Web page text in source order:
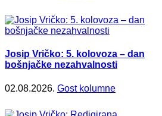
Josip Vričko: 5. kolovoza – dan
bošnjačke nezahvalnosti
02.08.2026. Gost kolumne